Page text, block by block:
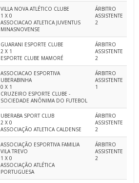
VILLA NOVA ATLÉTICO CLUBE
1 X 0
ASSOCIACAO ATLETICA JUVENTUS
MINASNOVENSE
ÁRBITRO
ASSISTENTE
2
GUARANI ESPORTE CLUBE
2 X 1
ESPORTE CLUBE MAMORÉ
ÁRBITRO
ASSISTENTE
2
ASSOCIACAO ESPORTIVA
UBERABINHA
0 X 1
CRUZEIRO ESPORTE CLUBE -
SOCIEDADE ANÔNIMA DO FUTEBOL
ÁRBITRO
ASSISTENTE
1
UBERABA SPORT CLUB
2 X 0
ASSOCIAÇÃO ATLETICA CALDENSE
ÁRBITRO
ASSISTENTE
2
ASSOCIAÇÃO ESPORTIVA FAMILIA
VILA TREVO
1 X 0
ASSOCIAÇÃO ATLÉTICA
PORTUGUESA
ÁRBITRO
ASSISTENTE
2